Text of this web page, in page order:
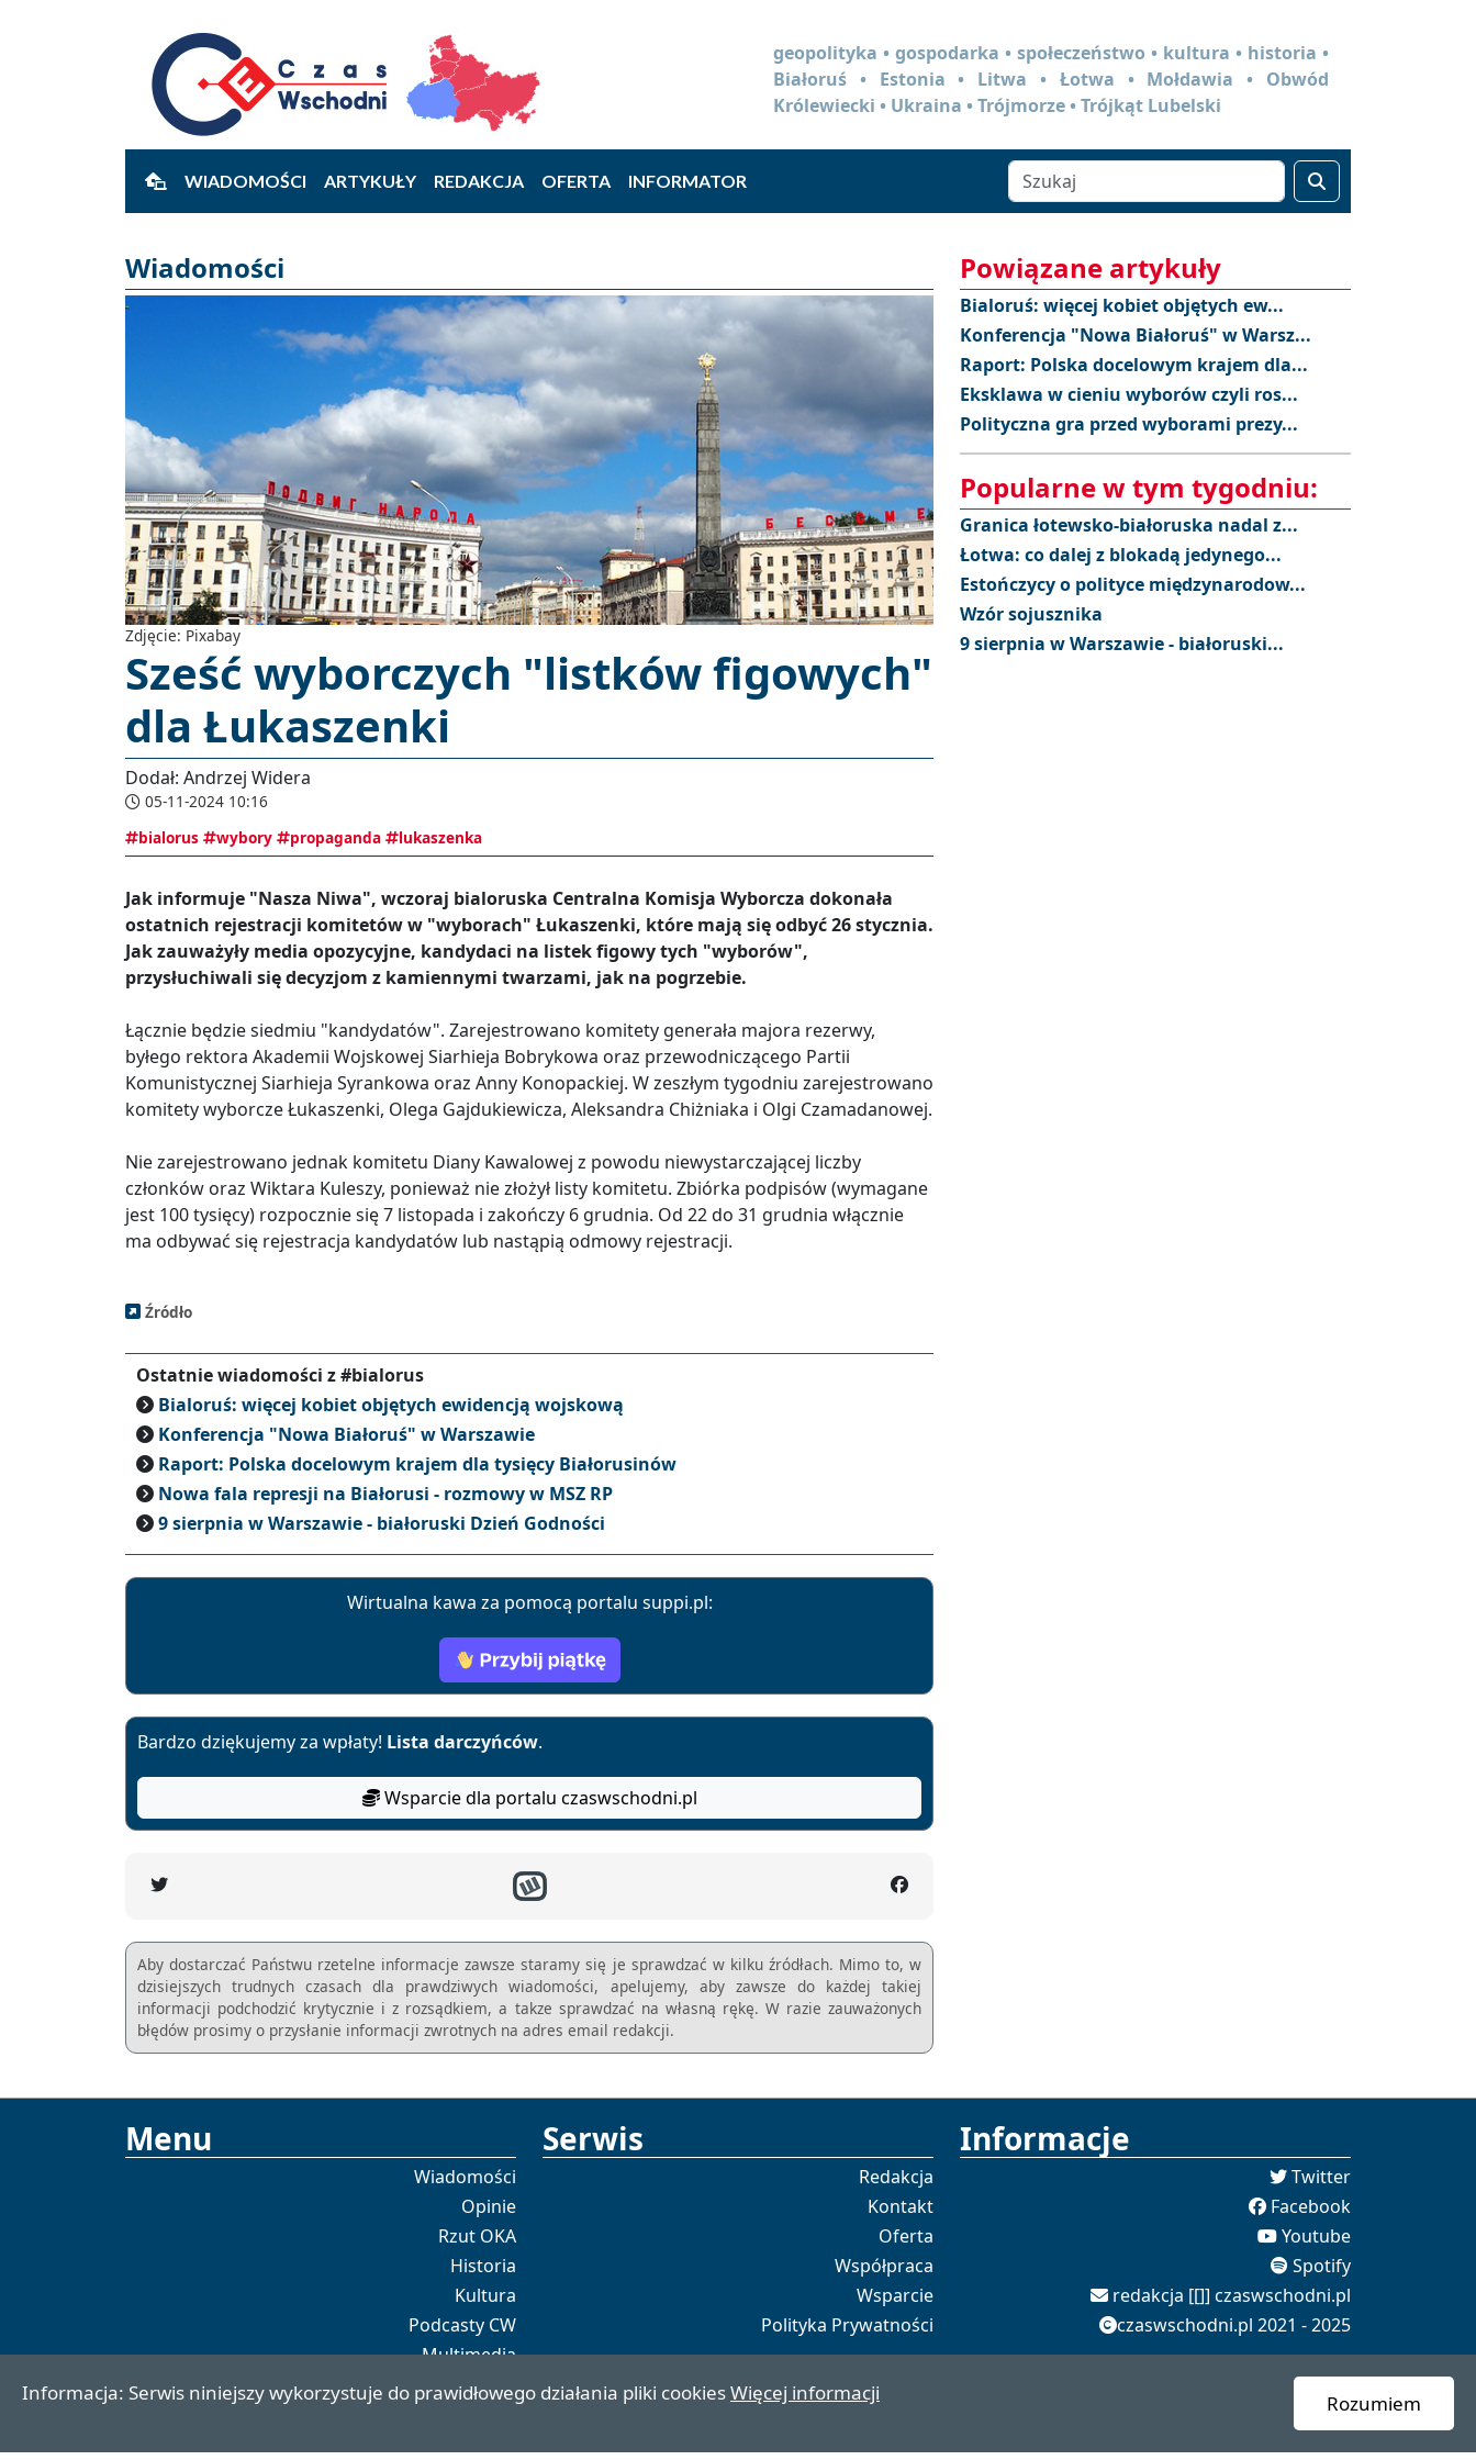
geopolityka • gospodarka • społeczeństwo • kultura • historia •
Białoruś • Estonia • Litwa • Łotwa • Mołdawia • Obwód
Królewiecki • Ukraina • Trójmorze • Trójkąt Lubelski
WIADOMOŚCI ARTYKUŁY REDAKCJA OFERTA INFORMATOR
Wiadomości
Zdjęcie: Pixabay
Sześć wyborczych "listków figowych"
dla Łukaszenki
Dodał: Andrzej Widera
05-11-2024 10:16
bialorus
wybory propaganda lukaszenka
Jak informuje "Nasza Niwa", wczoraj bialoruska Centralna Komisja Wyborcza dokonała
ostatnich rejestracji komitetów w "wyborach" Łukaszenki, które mają się odbyć 26 stycznia.
Jak zauważyły media opozycyjne, kandydaci na listek figowy tych "wyborów",
przysłuchiwali się decyzjom z kamiennymi twarzami, jak na pogrzebie.
Łącznie będzie siedmiu "kandydatów". Zarejestrowano komitety generała majora rezerwy,
byłego rektora Akademii Wojskowej Siarhieja Bobrykowa oraz przewodniczącego Partii
Komunistycznej Siarhieja Syrankowa oraz Anny Konopackiej. W zeszłym tygodniu zarejestrowano
komitety wyborcze Łukaszenki, Olega Gajdukiewicza, Aleksandra Chiżniaka i Olgi Czamadanowej.
Nie zarejestrowano jednak komitetu Diany Kawalowej z powodu niewystarczającej liczby
członków oraz Wiktara Kuleszy, ponieważ nie złożył listy komitetu. Zbiórka podpisów (wymagane
jest 100 tysięcy) rozpocznie się 7 listopada i zakończy 6 grudnia. Od 22 do 31 grudnia włącznie
ma odbywać się rejestracja kandydatów lub nastąpią odmowy rejestracji.
Źródło
Ostatnie wiadomości z #bialorus
Bialoruś: więcej kobiet objętych ewidencją wojskową
Konferencja "Nowa Białoruś" w Warszawie
Raport: Polska docelowym krajem dla tysięcy Białorusinów
Nowa fala represji na Białorusi - rozmowy w MSZ RP
9 sierpnia w Warszawie - białoruski Dzień Godności
Wirtualna kawa za pomocą portalu suppi.pl:
Bardzo dziękujemy za wpłaty! Lista darczyńców.
Wsparcie dla portalu czaswschodni.pl
Aby dostarczać Państwu rzetelne informacje zawsze staramy się je sprawdzać w kilku źródłach. Mimo to, w
dzisiejszych trudnych czasach dla prawdziwych wiadomości, apelujemy, aby zawsze do każdej takiej
informacji podchodzić krytycznie i z rozsądkiem, a takze sprawdzać na własną rękę. W razie zauważonych
błędów prosimy o przysłanie informacji zwrotnych na adres email redakcji.
Powiązane artykuły
Bialoruś: więcej kobiet objętych ew...
Konferencja "Nowa Białoruś" w Warsz...
Raport: Polska docelowym krajem dla...
Eksklawa w cieniu wyborów czyli ros...
Polityczna gra przed wyborami prezy...
Popularne w tym tygodniu:
Granica łotewsko-białoruska nadal z...
Łotwa: co dalej z blokadą jedynego...
Estończycy o polityce międzynarodow...
Wzór sojusznika
9 sierpnia w Warszawie - białoruski...
Menu
Wiadomości
Opinie
Rzut OKA
Historia
Kultura
Podcasty CW
Multimedia
Portal
Serwis
Redakcja
Kontakt
Oferta
Współpraca
Wsparcie
Polityka Prywatności
Informacje
Twitter
Facebook
Youtube
Spotify
redakcja [[]] czaswschodni.pl
czaswschodni.pl 2021 - 2025
Informacja: Serwis niniejszy wykorzystuje do prawidłowego działania pliki cookiesWięcej informacji Rozumiem